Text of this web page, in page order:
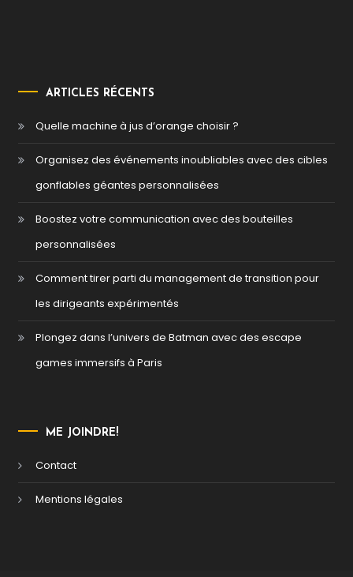
ARTICLES RÉCENTS
Quelle machine à jus d’orange choisir ?
Organisez des événements inoubliables avec des cibles
gonflables géantes personnalisées
Boostez votre communication avec des bouteilles
personnalisées
Comment tirer parti du management de transition pour
les dirigeants expérimentés
Plongez dans l’univers de Batman avec des escape
games immersifs à Paris
ME JOINDRE!
Contact
Mentions légales